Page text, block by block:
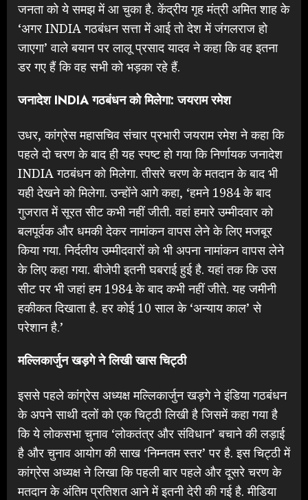
जनता को ये समझ में आ चुका है. केंद्रीय गृह मंत्री अमित शाह के
‘अगर INDIA गठबंधन सत्ता में आई तो देश में जंगलराज हो
जाएगा’ वाले बयान पर लालू प्रसाद यादव ने कहा कि वह इतना
डर गए हैं कि वह सभी को भड़का रहे हैं.
जनादेश INDIA गठबंधन को मिलेगा: जयराम रमेश
उधर, कांग्रेस महासचिव संचार प्रभारी जयराम रमेश ने कहा कि
पहले दो चरण के बाद ही यह स्पष्ट हो गया कि निर्णायक जनादेश
INDIA गठबंधन को मिलेगा. तीसरे चरण के मतदान के बाद भी
यही देखने को मिलेगा. उन्होंने आगे कहा, ‘हमने 1984 के बाद
गुजरात में सूरत सीट कभी नहीं जीती. वहां हमारे उम्मीदवार को
बलपूर्वक और धमकी देकर नामांकन वापस लेने के लिए मजबूर
किया गया. निर्दलीय उम्मीदवारों को भी अपना नामांकन वापस लेने
के लिए कहा गया. बीजेपी इतनी घबराई हुई है. यहां तक ​​कि उस
सीट पर भी जहां हम 1984 के बाद कभी नहीं जीते. यह जमीनी
हकीकत दिखाता है. हर कोई 10 साल के ‘अन्याय काल’ से
परेशान है.’
मल्लिकार्जुन खड़गे ने लिखी खास चिट्ठी
इससे पहले कांग्रेस अध्यक्ष मल्लिकार्जुन खड़गे ने इंडिया गठबंधन
के अपने साथी दलों को एक चिट्ठी लिखी है जिसमें कहा गया है
कि ये लोकसभा चुनाव ‘लोकतंत्र और संविधान’ बचाने की लड़ाई
है और चुनाव आयोग की साख ‘निम्नतम स्तर’ पर है. इस चिट्ठी में
कांग्रेस अध्यक्ष ने लिखा कि पहली बार पहले और दूसरे चरण के
मतदान के अंतिम प्रतिशत आने में इतनी देरी की गई है. मीडिया